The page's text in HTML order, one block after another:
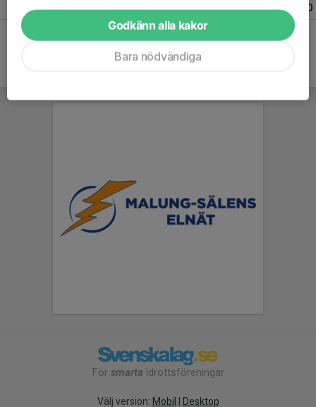
Totalt 41 0 0 0
För smarta idrottsföreningar
Välj version: Mobil Desktop
Godkänn alla kakor
Bara nödvändiga